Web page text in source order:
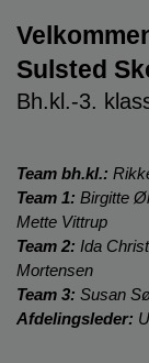
Sulsted
Bh.kl.-3.
Team bh.kl.:
Team 1: Birgitte
Mette Vittrup
Team 2: Ida
Mortensen
Team 3: Susan
Afdelingsleder: